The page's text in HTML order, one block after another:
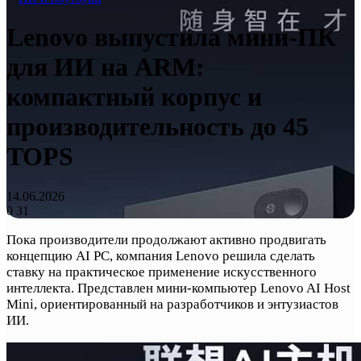
Lenovo выпустила мини-ПК
для ИИ на ARM:
компактный корпус и
производительность до 45
TOPS
14.06.2026
0 31
Пока производители продолжают активно продвигать
концепцию AI PC, компания Lenovo решила сделать
ставку на практическое применение искусственного
интеллекта. Представлен мини-компьютер Lenovo AI Host
Mini, ориентированный на разработчиков и энтузиастов
ИИ.